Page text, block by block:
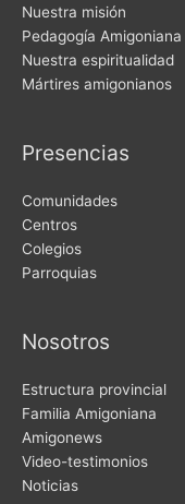
Nuestra misión
Pedagogía Amigoniana
Nuestra espiritualidad
Mártires amigonianos
Presencias
Comunidades
Centros
Colegios
Parroquias
Nosotros
Estructura provincial
Familia Amigoniana
Amigonews
Video-testimonios
Noticias